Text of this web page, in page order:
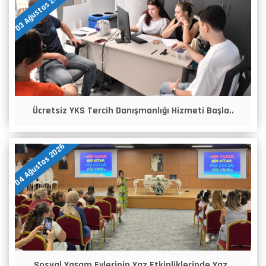
03 Ağustos 2026
Ücretsiz YKS Tercih Danışmanlığı Hizmeti Başla..
04 Ağustos 2026